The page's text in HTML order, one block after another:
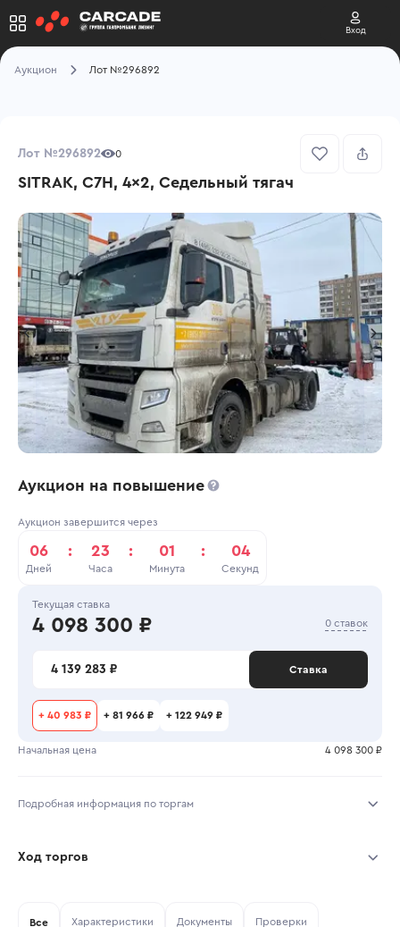
Вход
Аукцион Лот №296892
Лот №296892 0
SITRAK, C7H, 4x2, Седельный тягач
Аукцион на повышение
Аукцион завершится через
06
Дней
: 23
Часа
: 01
Минута
: 04
Секунд
Текущая ставка
4 098 300 ₽ 0 ставок
4 139 283 ₽ Ставка
+ 40 983 ₽ + 81 966 ₽ + 122 949 ₽
Начальная цена 4 098 300 ₽
Подробная информация по торгам
Тип аукциона: Открытые торги
Ход торгов
Все Характеристики Документы Проверки